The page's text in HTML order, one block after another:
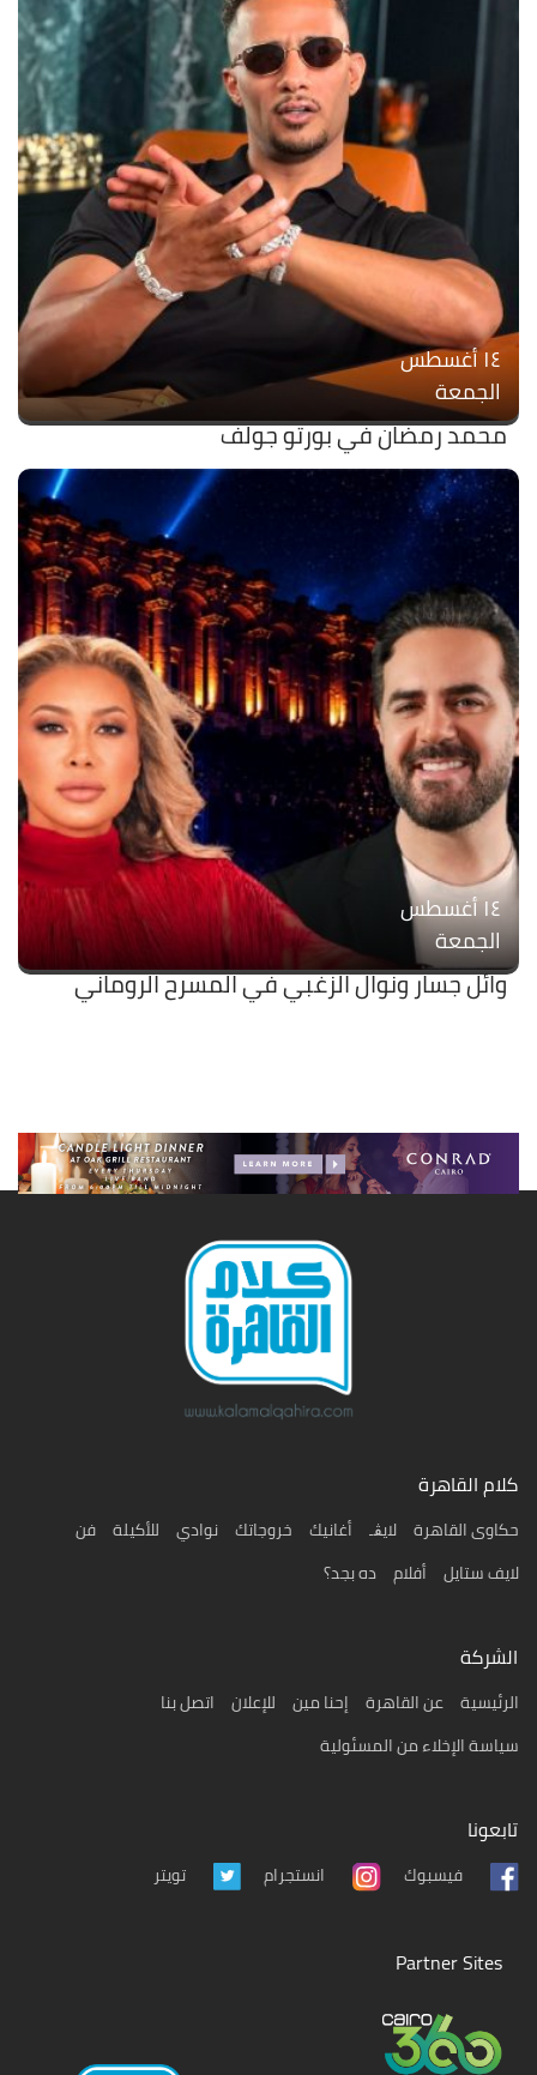
۱٤ أغسطس
الجمعة
محمد رمضان في بورتو جولف
۱٤ أغسطس
الجمعة
وائل جسار ونوال الزغبي في المسرح الروماني
كلام القاهرة
حكاوى القاهرة لايڨـ أغانيك خروجاتك نوادي للأكيلة فن
لايف ستايل أفلام ده بجد؟
الشركة
الرئيسية عن القاهرة إحنا مين للإعلان اتصل بنا
سياسة الإخلاء من المسئولية
تابعونا
فيسبوك انستجرام تويتر
Partner Sites